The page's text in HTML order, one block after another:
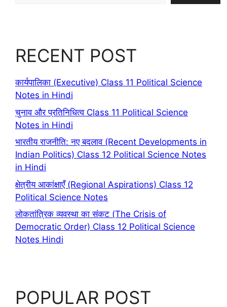
RECENT POST
कार्यपालिका (Executive) Class 11 Political Science
Notes in Hindi
चुनाव और प्रतिनिधित्व Class 11 Political Science
Notes in Hindi
भारतीय राजनीति: नए बदलाव (Recent Developments in
Indian Politics) Class 12 Political Science Notes
in Hindi
क्षेत्रीय आकांक्षाएँ (Regional Aspirations) Class 12
Political Science Notes
लोकतांत्रिक व्यवस्था का संकट (The Crisis of
Democratic Order) Class 12 Political Science
Notes Hindi
POPULAR POST